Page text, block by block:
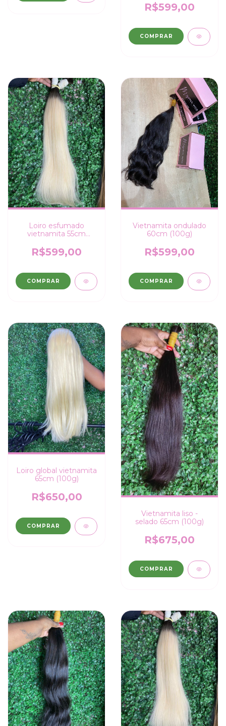
R$599,00
COMPRAR
Loiro esfumado
vietnamita 55cm
R$599,00
COMPRAR
Vietnamita ondulado
60cm (100g)
R$599,00
COMPRAR
Loiro global vietnamita
65cm (100g)
R$650,00
COMPRAR
Vietnamita liso -
selado 65cm (100g)
R$675,00
COMPRAR